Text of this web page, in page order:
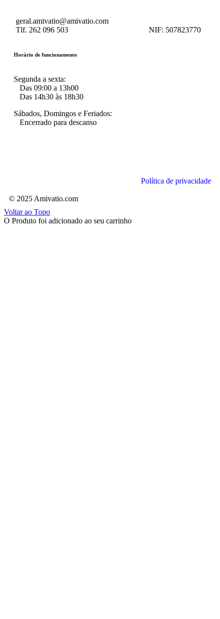
geral.amivatio@amivatio.com
Tlf. 262 096 503 NIF: 507823770
Horário de funcionamento
Segunda a sexta:
Das 09:00 a 13h00
Das 14h30 às 18h30
Sábados, Domingos e Feriados:
Encerrado para descanso
Política de privacidade
© 2025 Amivatio.com
Voltar ao Topo
O Produto foi adicionado ao seu carrinho